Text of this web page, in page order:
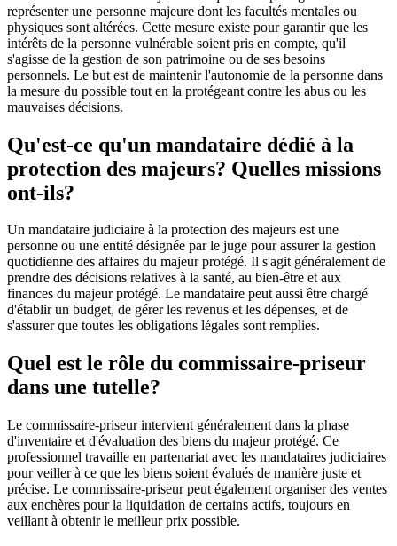
représenter une personne majeure dont les facultés mentales ou
physiques sont altérées. Cette mesure existe pour garantir que les
intérêts de la personne vulnérable soient pris en compte, qu'il
s'agisse de la gestion de son patrimoine ou de ses besoins
personnels. Le but est de maintenir l'autonomie de la personne dans
la mesure du possible tout en la protégeant contre les abus ou les
mauvaises décisions.
Qu'est-ce qu'un mandataire dédié à la
protection des majeurs? Quelles missions
ont-ils?
Un mandataire judiciaire à la protection des majeurs est une
personne ou une entité désignée par le juge pour assurer la gestion
quotidienne des affaires du majeur protégé. Il s'agit généralement de
prendre des décisions relatives à la santé, au bien-être et aux
finances du majeur protégé. Le mandataire peut aussi être chargé
d'établir un budget, de gérer les revenus et les dépenses, et de
s'assurer que toutes les obligations légales sont remplies.
Quel est le rôle du commissaire-priseur
dans une tutelle?
Le commissaire-priseur intervient généralement dans la phase
d'inventaire et d'évaluation des biens du majeur protégé. Ce
professionnel travaille en partenariat avec les mandataires judiciaires
pour veiller à ce que les biens soient évalués de manière juste et
précise. Le commissaire-priseur peut également organiser des ventes
aux enchères pour la liquidation de certains actifs, toujours en
veillant à obtenir le meilleur prix possible.